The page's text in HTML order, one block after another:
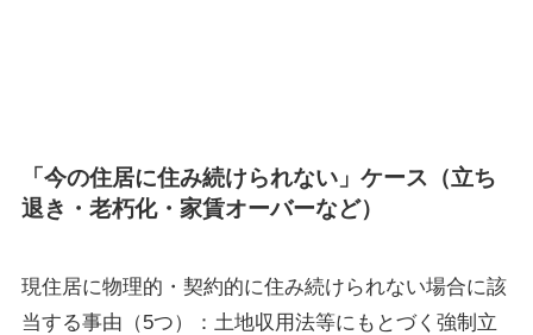
「今の住居に住み続けられない」ケース（立ち
退き・老朽化・家賃オーバーなど）
現住居に物理的・契約的に住み続けられない場合に該
当する事由（5つ）：土地収用法等にもとづく強制立